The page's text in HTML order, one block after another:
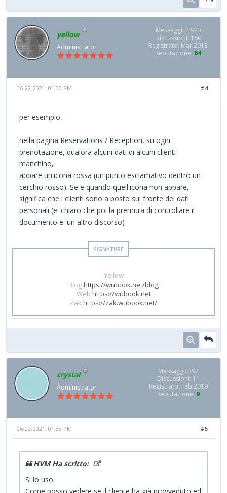
yellow
Administrator
Messaggi: 2,923
Discussioni: 160
Registrato: Mar 2013
Reputazione: 64
#4
06-22-2021, 01:30 PM
per esempio,
nella pagina Reservations / Reception, su ogni
prenotazione, qualora alcuni dati di alcuni clienti
manchino,
appare un'icona rossa (un punto esclamativo dentro un
cerchio rosso). Se e quando quell'icona non appare,
significa che i clienti sono a posto sul fronte dei dati
personali (e' chiaro che poi la premura di controllare il
documento e' un altro discorso)
--
Yellow
Bloghttps://wubook.net/blog
Web https://wubook.net
Zak https://zak.wubook.net/
crystal
Administrator
Messaggi: 397
Discussioni: 11
Registrato: Feb 2019
Reputazione: 9
#5
06-22-2021, 01:33 PM
HVM Ha scritto:
Si lo uso.